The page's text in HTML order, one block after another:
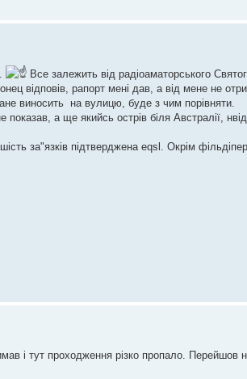
Все залежить від радіоаматорського
відповів, рапорт мені дав, а від мене не
виносить на вулицю, буде з чим порівняти.
а ще якийсь острів біля Австралії,
за"язків підтверджена eqsl. Окрім
і тут проходження різко пропало. Перейшов